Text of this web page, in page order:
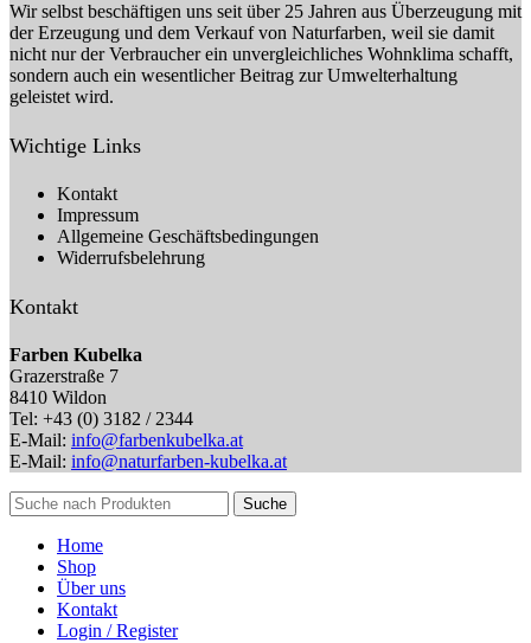
Wir selbst beschäftigen uns seit über 25 Jahren aus Überzeugung mit
der Erzeugung und dem Verkauf von Naturfarben, weil sie damit
nicht nur der Verbraucher ein unvergleichliches Wohnklima schafft,
sondern auch ein wesentlicher Beitrag zur Umwelterhaltung
geleistet wird.
Wichtige Links
Kontakt
Impressum
Allgemeine Geschäftsbedingungen
Widerrufsbelehrung
Kontakt
Farben Kubelka
Grazerstraße 7
8410 Wildon
Tel: +43 (0) 3182 / 2344
E-Mail: info@farbenkubelka.at
E-Mail: info@naturfarben-kubelka.at
Suche
Home
Shop
Über uns
Kontakt
Login / Register